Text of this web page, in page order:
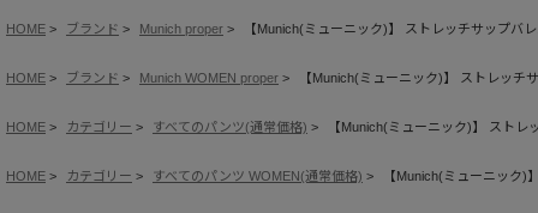
HOME ブランド Munich proper 【Munich(ミューニック)】 ストレッチサップバ
HOME ブランド Munich WOMEN proper 【Munich(ミューニック)】 ストレッチ
HOME カテゴリー すべてのパンツ(通常価格) 【Munich(ミューニック)】 ストレ
HOME カテゴリー すべてのパンツ WOMEN(通常価格) 【Munich(ミューニック)